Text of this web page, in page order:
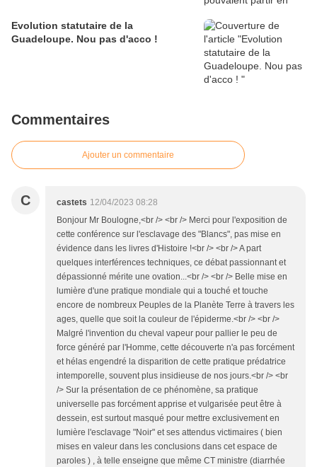
Evolution statutaire de la
Guadeloupe. Nou pas d'acco !
Commentaires
Ajouter un commentaire
C castets 12/04/2023 08:28
Bonjour Mr Boulogne,<br /> <br /> Merci pour l'exposition de
cette conférence sur l'esclavage des "Blancs", pas mise en
évidence dans les livres d'Histoire !<br /> <br /> A part
quelques interférences techniques, ce débat passionnant et
dépassionné mérite une ovation...<br /> <br /> Belle mise en
lumière d'une pratique mondiale qui a touché et touche
encore de nombreux Peuples de la Planète Terre à travers les
ages, quelle que soit la couleur de l'épiderme.<br /> <br />
Malgré l'invention du cheval vapeur pour pallier le peu de
force généré par l'Homme, cette découverte n'a pas forcément
et hélas engendré la disparition de cette pratique prédatrice
intemporelle, souvent plus insidieuse de nos jours.<br /> <br
/> Sur la présentation de ce phénomène, sa pratique
universelle pas forcément apprise et vulgarisée peut être à
dessein, est surtout masqué pour mettre exclusivement en
lumière l'esclavage "Noir" et ses attendus victimaires ( bien
mises en valeur dans les conclusions dans cet espace de
paroles ) , à telle enseigne que même CT ministre (diarrhée